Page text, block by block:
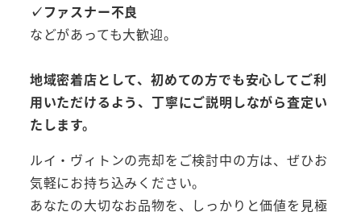
✓ファスナー不良
などがあっても大歓迎。
地域密着店として、初めての方でも安心してご利
用いただけるよう、丁寧にご説明しながら査定い
たします。
ルイ・ヴィトンの売却をご検討中の方は、ぜひお
気軽にお持ち込みください。
あなたの大切なお品物を、しっかりと価値を見極